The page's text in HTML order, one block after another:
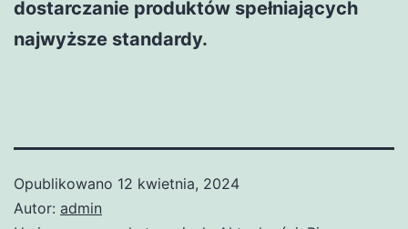
dostarczanie produktów spełniających
najwyższe standardy.
Opublikowano 12 kwietnia, 2024
Autor: admin